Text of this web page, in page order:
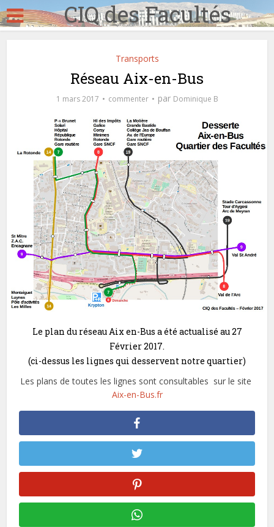
CIQ des Facultés
Transports
Réseau Aix-en-Bus
1 mars 2017 commenter par Dominique B
Le plan du réseau Aix en-Bus a été actualisé au 27
Février 2017.
(ci-dessus les lignes qui desservent notre quartier)
Les plans de toutes les lignes sont consultables sur le site
Aix-en-Bus.fr